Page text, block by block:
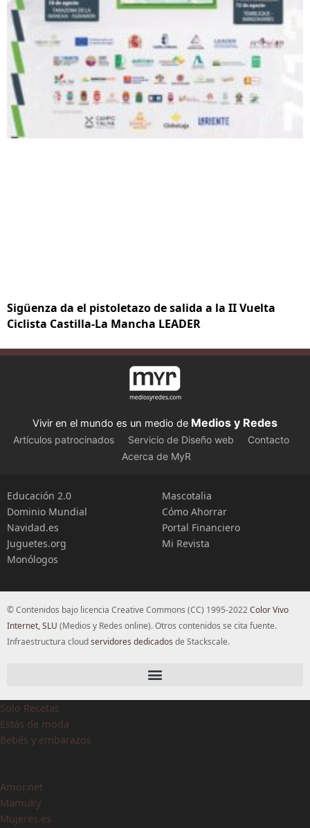
Sigüenza da el pistoletazo de salida a la II Vuelta
Ciclista Castilla-La Mancha LEADER
Vivir en el mundo es un medio de Medios y Redes
Artículos patrocinados Servicio de Diseño web
Contacto
Acerca de MyR
Educación 2.0
Dominio Mundial
Navidad.es
Juguetes.org
Monólogos
Mascotalia
Cómo Ahorrar
Portal Financiero
Mi Revista
© Contenidos bajo licencia Creative Commons (CC) 1995-2022Color Vivo
Internet, SLU (Medios y Redes online). Otros contenidos se cita fuente.
Infraestructura cloudservidores dedicados de Stackscale.
Solo Recetas
Estás de moda
Bebés y embarazos
Amor.net
Mamuky
Mujeres.es